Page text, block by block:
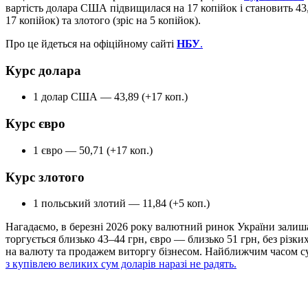
вартість долара США підвищилася на 17 копійок і становить
17 копійок) та злотого (зріс на 5 копійок).
Про це йдеться на офіційному сайті НБУ.
Курс долара
1 долар США — 43,89 (+17 коп.)
Курс євро
1 євро — 50,71 (+17 коп.)
Курс злотого
1 польський злотий — 11,84 (+5 коп.)
Нагадаємо, в березні 2026 року валютний ринок України
торгується близько 43–44 грн, євро — близько 51 грн, без
на валюту та продажем виторгу бізнесом. Найближчим часом
з купівлею великих сум доларів наразі не радять.